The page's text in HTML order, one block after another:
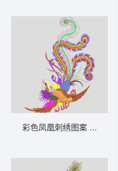
彩色凤凰刺绣图案 凤凰